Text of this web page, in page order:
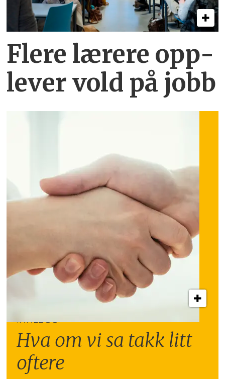
Flere lærere opp­
lever vold på jobb
INNLEGG:
Hva om vi sa takk litt
oftere